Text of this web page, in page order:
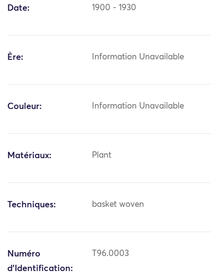
Date: 1900 - 1930
Ère: Information Unavailable
Couleur: Information Unavailable
Matériaux: Plant
Techniques: basket woven
Numéro
d'Identification:
T96.0003